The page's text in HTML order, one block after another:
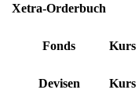
Xetra-Orderbuch
Fonds Kurs
Devisen Kurs